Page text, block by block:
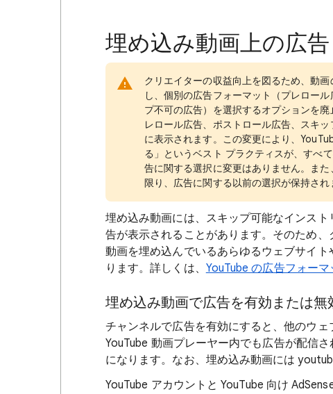
埋め込み動画上の広告
クリエイターの収益向上を図るため、動
し、個別の広告フォーマット（プレロー
プ不可の広告）を選択するオプションを
レロール広告、ポストロール広告、スキ
に表示されます。この変更により、
る」というベスト プラクティスが、すべ
告に関する選択に変更はありません。ま
限り、広告に関する以前の選択が保持され
埋め込み動画には、スキップ可能なインス
告が表示されることがあります。そのため、
動画を埋め込んでいるあらゆるウェブサイ
ります。詳しくは、 YouTube の広告フォーマ
埋め込み動画で広告を有効または無
チャンネルで広告を有効にすると、他のウ
YouTube 動画プレーヤー内でも広告が配信
になります。なお、埋め込み動画には
YouTube アカウントと YouTube 向け